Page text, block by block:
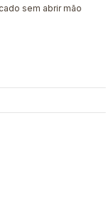
sem abrir mão